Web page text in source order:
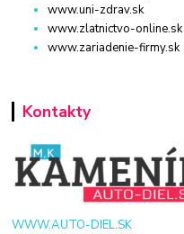
www.uni-zdrav.sk
www.zlatnictvo-online.sk
www.zariadenie-firmy.sk
Kontakty
WWW.AUTO-DIEL.SK